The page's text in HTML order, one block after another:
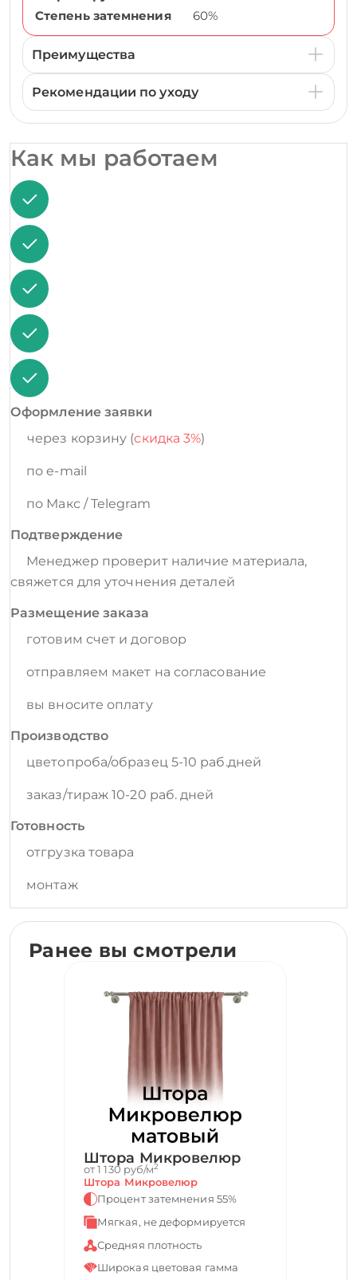
Степень затемнения
60%
Преимущества
Рекомендации по уходу
Как мы работаем
Оформление заявки
через корзину (скидка 3%)
по e-mail
по Макс / Telegram
Подтверждение
Менеджер проверит наличие материала,
свяжется для уточнения деталей
Размещение заказа
готовим счет и договор
отправляем макет на согласование
вы вносите оплату
Производство
цветопроба/образец 5-10 раб.дней
заказ/тираж 10-20 раб. дней
Готовность
отгрузка товара
монтаж
Ранее вы смотрели
Штора Микровелюр
от 1 130 руб/м2
Штора Микровелюр
Процент затемнения 55%
Мягкая, не деформируется
Средняя плотность
Широкая цветовая гамма